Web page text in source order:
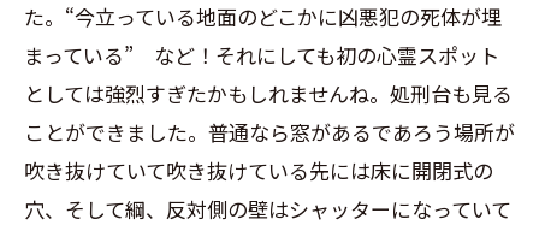
た。“今立っている地面のどこかに凶悪犯の死体が埋
まっている” など！それにしても初の心霊スポット
としては強烈すぎたかもしれませんね。処刑台も見る
ことができました。普通なら窓があるであろう場所が
吹き抜けていて吹き抜けている先には床に開閉式の
穴、そして綱、反対側の壁はシャッターになっていて